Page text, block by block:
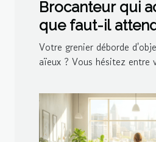
Brocanteur qui
que faut-il
visite à domicile
Votre grenier déborde
aïeux ? Vous hésitez entre